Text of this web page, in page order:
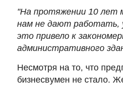
"На протяжении 10 лет
нам не дают работать,
это привело к
административного
Несмотря на то, что
бизнесвумен не стало.